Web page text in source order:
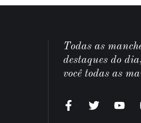
Todas as
destaques do
você todas as